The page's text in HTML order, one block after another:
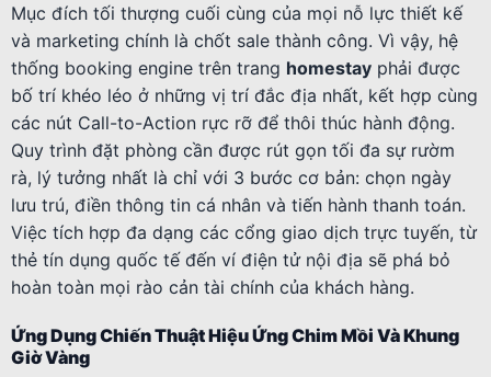
Mục đích tối thượng cuối cùng của mọi nỗ lực thiết kế
và marketing chính là chốt sale thành công. Vì vậy, hệ
thống booking engine trên trang homestay phải được
bố trí khéo léo ở những vị trí đắc địa nhất, kết hợp cùng
các nút Call-to-Action rực rỡ để thôi thúc hành động.
Quy trình đặt phòng cần được rút gọn tối đa sự rườm
rà, lý tưởng nhất là chỉ với 3 bước cơ bản: chọn ngày
lưu trú, điền thông tin cá nhân và tiến hành thanh toán.
Việc tích hợp đa dạng các cổng giao dịch trực tuyến, từ
thẻ tín dụng quốc tế đến ví điện tử nội địa sẽ phá bỏ
hoàn toàn mọi rào cản tài chính của khách hàng.
Ứng Dụng Chiến Thuật Hiệu Ứng Chim Mồi Và Khung
Giờ Vàng